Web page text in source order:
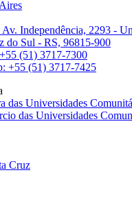
Av. Independência, 2293 -
do Sul - RS, 96815-900
(51) 3717-7300
+55 (51) 3717-7425